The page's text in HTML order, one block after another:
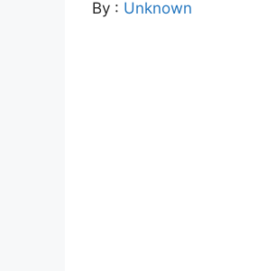
By : Unknown